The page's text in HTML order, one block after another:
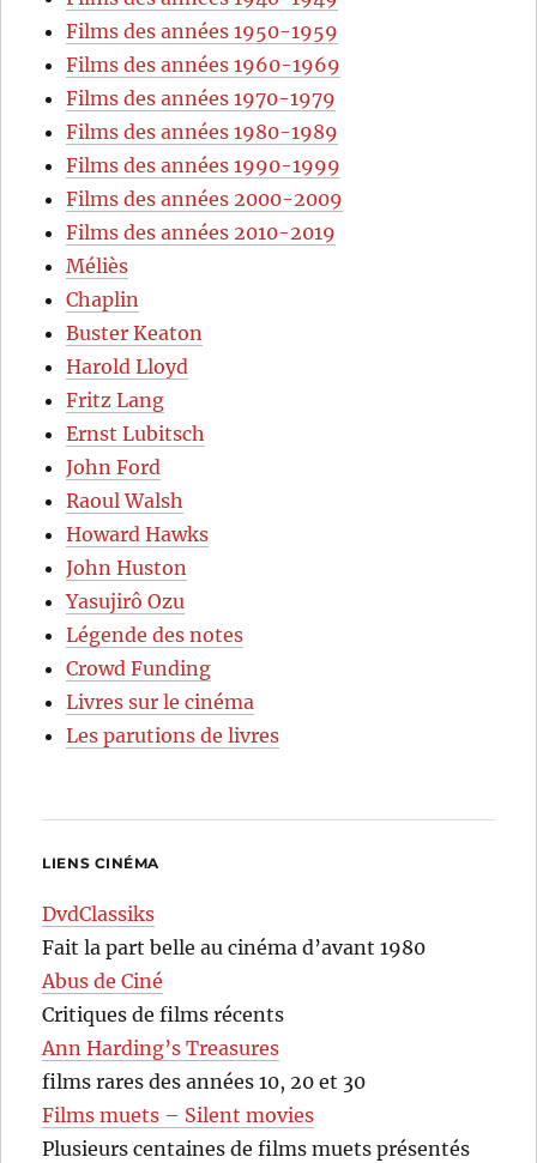
Films des années 1950-1959
Films des années 1960-1969
Films des années 1970-1979
Films des années 1980-1989
Films des années 1990-1999
Films des années 2000-2009
Films des années 2010-2019
Méliès
Chaplin
Buster Keaton
Harold Lloyd
Fritz Lang
Ernst Lubitsch
John Ford
Raoul Walsh
Howard Hawks
John Huston
Yasujirô Ozu
Légende des notes
Crowd Funding
Livres sur le cinéma
Les parutions de livres
LIENS CINÉMA
DvdClassiks
Fait la part belle au cinéma d’avant 1980
Abus de Ciné
Critiques de films récents
Ann Harding’s Treasures
films rares des années 10, 20 et 30
Films muets – Silent movies
Plusieurs centaines de films muets présentés